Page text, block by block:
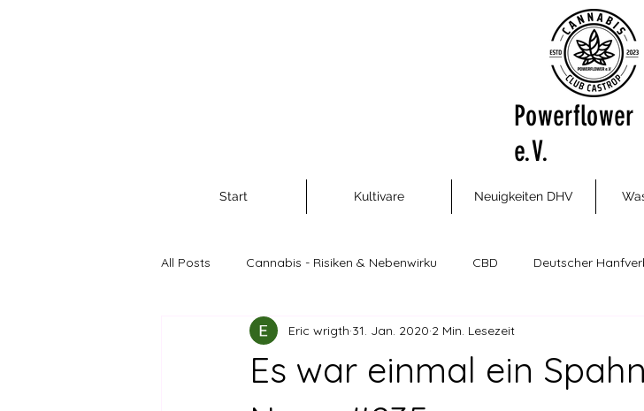
Powerflower
e.V.
Start Kultivare Neuigkeiten DHV
All Posts Cannabis - Risiken & Nebenwirku CBD Deutscher
Cannabis als Rohstoff und Nahrungsm Cannabis Social Clubs
Es war einmal ein
Eric wrigth 31. Jan. 2020 2 Min. Lesezeit